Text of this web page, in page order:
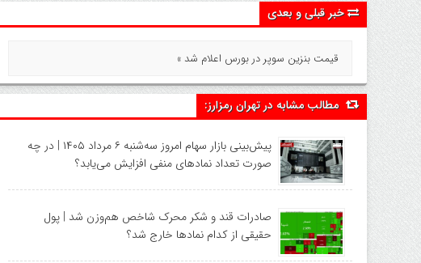
خبر قبلی و بعدی
قیمت بنزین سوپر در بورس اعلام شد »
مطالب مشابه در تهران رمزارز:
پیش‌بینی بازار سهام امروز سه‌شنبه ۶ مرداد ۱۴۰۵ | در چه
صورت تعداد نماد‌های منفی افزایش می‌یابد؟
صادرات قند و شکر محرک شاخص هم‌وزن شد | پول
حقیقی از کدام نماد‌ها خارج شد؟